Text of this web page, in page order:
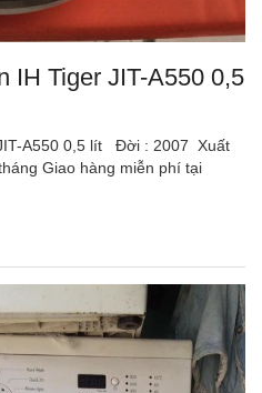
IH Tiger JIT-A550 0,5
A550 0,5 lít Đời : 2007 Xuất
Giao hàng miễn phí tại